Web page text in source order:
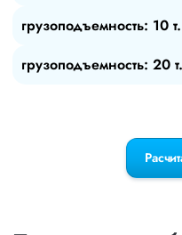
грузоподъемность: 10 т.
грузоподъемность: 20 т.